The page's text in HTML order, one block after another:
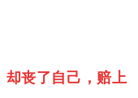
却丧了自己，赔上